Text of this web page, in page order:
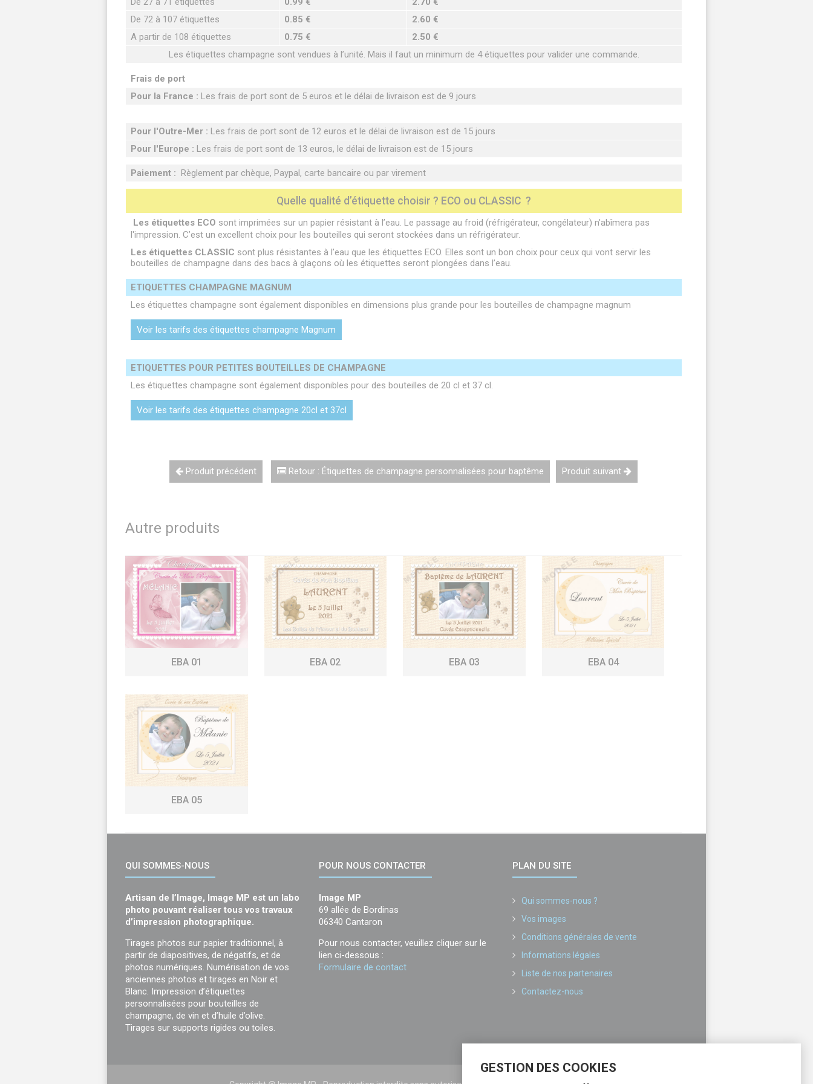
De 72 à 107 étiquettes
0.85 €
2.60 €
A partir de 108 étiquettes
0.75 €
2.50 €
Les étiquettes champagne sont vendues à l’unité. Mais il faut un minimum de 4 étiquettes pour valider une commande.
Frais de port
Pour la France : Les frais de port sont de 5 euros et le délai de livraison est de 9 jours
Pour l'Outre-Mer : Les frais de port sont de 12 euros et le délai de livraison est de 15 jours
Pour l'Europe : Les frais de port sont de 13 euros, le délai de livraison est de 15 jours
Paiement : Règlement par chèque, Paypal, carte bancaire ou par virement
Quelle qualité d’étiquette choisir ? ECO ou CLASSIC ?
Les étiquettes ECO sont imprimées sur un papier résistant à l’eau. Le passage au froid (réfrigérateur, congélateur) n'abîmera pas
l'impression. C’est un excellent choix pour les bouteilles qui seront stockées dans un réfrigérateur.
Les étiquettes CLASSIC sont plus résistantes à l’eau que les étiquettes ECO. Elles sont un bon choix pour ceux qui vont servir les
bouteilles de champagne dans des bacs à glaçons où les étiquettes seront plongées dans l’eau.
ETIQUETTES CHAMPAGNE MAGNUM
Les étiquettes champagne sont également disponibles en dimensions plus grande pour les bouteilles de champagne magnum
Voir les tarifs des étiquettes champagne Magnum
ETIQUETTES POUR PETITES BOUTEILLES DE CHAMPAGNE
Les étiquettes champagne sont également disponibles pour des bouteilles de 20 cl et 37 cl.
Voir les tarifs des étiquettes champagne 20cl et 37cl
Produit précédent Retour : Étiquettes de champagne personnalisées pour baptême Produit suivant
Autre produits
EBA 01 EBA 02 EBA 03 EBA 04
EBA 05
QUI SOMMES-NOUS
Artisan de l’Image, Image MP est un labo
photo pouvant réaliser tous vos travaux
d’impression photographique.
Tirages photos sur papier traditionnel, à
partir de diapositives, de négatifs, et de
photos numériques. Numérisation de vos
anciennes photos et tirages en Noir et
Blanc. Impression d’étiquettes
personnalisées pour bouteilles de
champagne, de vin et d’huile d’olive.
Tirages sur supports rigides ou toiles.
POUR NOUS CONTACTER
Image MP
69 allée de Bordinas
06340 Cantaron
Pour nous contacter, veuillez cliquer sur le
lien ci-dessous :
Formulaire de contact
PLAN DU SITE
Qui sommes-nous ?
Vos images
Conditions générales de vente
Informations légales
Liste de nos partenaires
Contactez-nous
GESTION DES COOKIES